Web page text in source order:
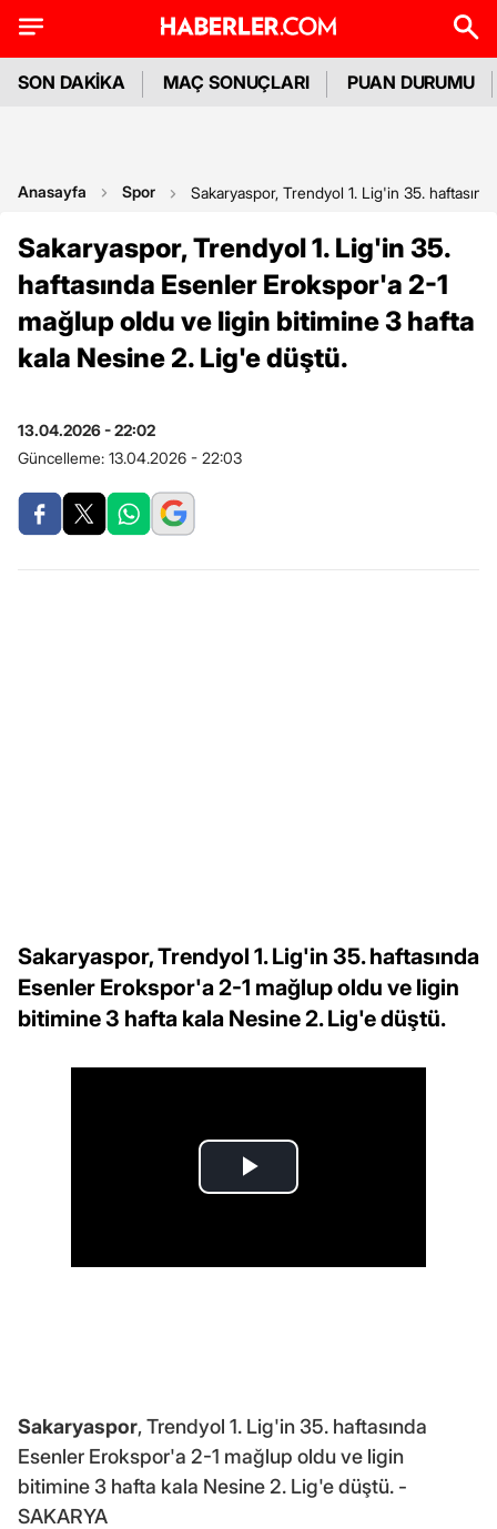
SON DAKİKA MAÇ SONUÇLARI PUAN DURUMU
Anasayfa Spor Sakaryaspor, Trendyol 1. Lig'in 35.
Sakaryaspor, Trendyol 1. Lig'in 35.
haftasında Esenler Erokspor'a 2-1
mağlup oldu ve ligin bitimine 3 hafta
kala Nesine 2. Lig'e düştü.
13.04.2026 - 22:02
Güncelleme: 13.04.2026 - 22:03
Sakaryaspor, Trendyol 1. Lig'in 35. haftasında
Esenler Erokspor'a 2-1 mağlup oldu ve ligin
bitimine 3 hafta kala Nesine 2. Lig'e düştü.
Sakaryaspor, Trendyol 1. Lig'in 35. haftasında
Esenler Erokspor'a 2-1 mağlup oldu ve ligin
bitimine 3 hafta kala Nesine 2. Lig'e düştü. -
SAKARYA